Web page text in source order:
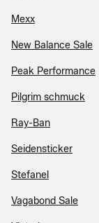
Mexx
New Balance Sale
Peak Performance
Pilgrim schmuck
Ray-Ban
Seidensticker
Stefanel
Vagabond Sale